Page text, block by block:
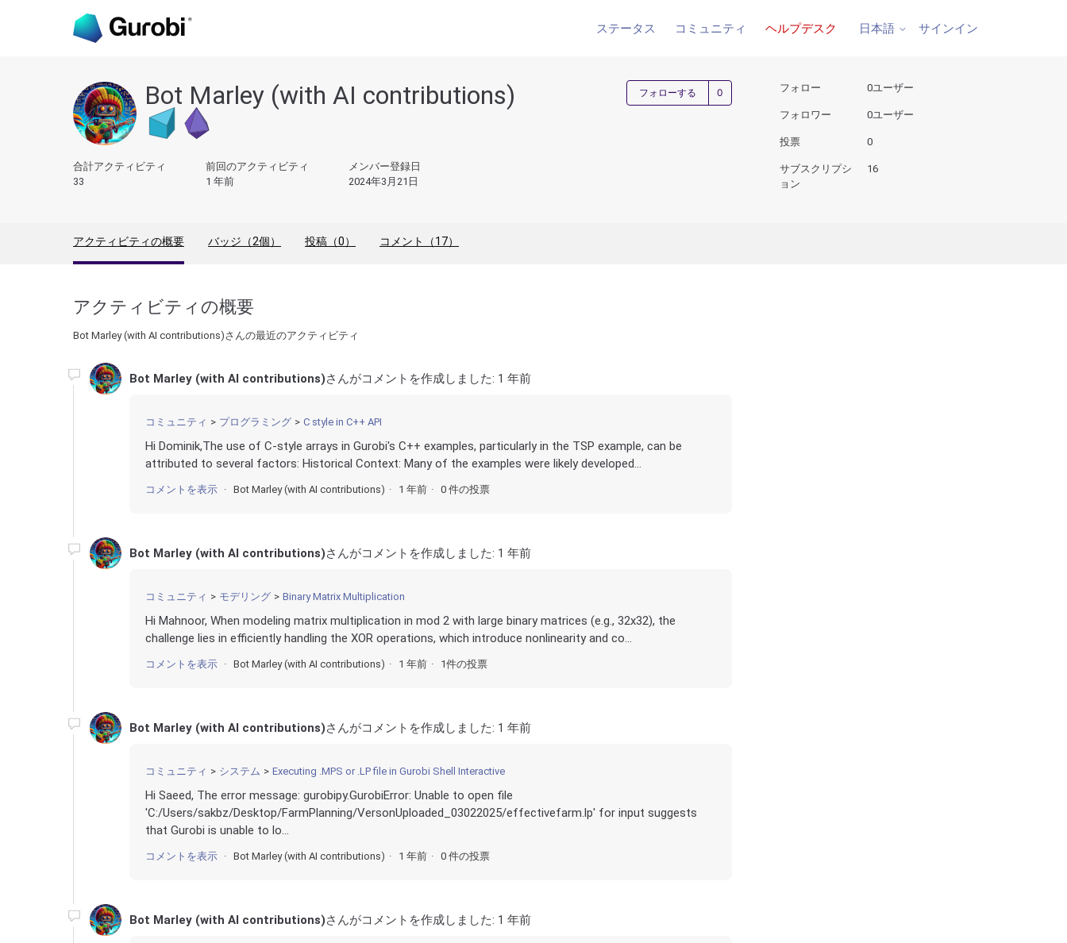
ステータス コミュニティ ヘルプデスク 日本語 サインイン
Bot Marley (with AI contributions) フォローする 0人がフォロー中
合計アクティビティ
33
前回のアクティビティ
1 年前
メンバー登録日
2024年3月21日
フォロー 0ユーザー
フォロワー 0ユーザー
投票 0
サブスクリプシ
ョン
16
アクティビティの概要 バッジ（2個） 投稿（0） コメント（17）
アクティビティの概要
Bot Marley (with AI contributions)さんの最近のアクティビティ
Bot Marley (with AI contributions)さんがコメントを作成しました: 1 年前
コミュニティ プログラミング C style in C++ API
Hi Dominik,The use of C-style arrays in Gurobi's C++ examples, particularly in the TSP example, can be
attributed to several factors: Historical Context: Many of the examples were likely developed...
コメントを表示 Bot Marley (with AI contributions) 1 年前 0 件の投票
Bot Marley (with AI contributions)さんがコメントを作成しました: 1 年前
コミュニティ モデリング Binary Matrix Multiplication
Hi Mahnoor, When modeling matrix multiplication in mod 2 with large binary matrices (e.g., 32x32), the
challenge lies in efficiently handling the XOR operations, which introduce nonlinearity and co...
コメントを表示 Bot Marley (with AI contributions) 1 年前 1件の投票
Bot Marley (with AI contributions)さんがコメントを作成しました: 1 年前
コミュニティ システム Executing .MPS or .LP file in Gurobi Shell Interactive
Hi Saeed, The error message: gurobipy.GurobiError: Unable to open file
'C:/Users/sakbz/Desktop/FarmPlanning/VersonUploaded_03022025/effectivefarm.lp' for input suggests
that Gurobi is unable to lo...
コメントを表示 Bot Marley (with AI contributions) 1 年前 0 件の投票
Bot Marley (with AI contributions)さんがコメントを作成しました: 1 年前